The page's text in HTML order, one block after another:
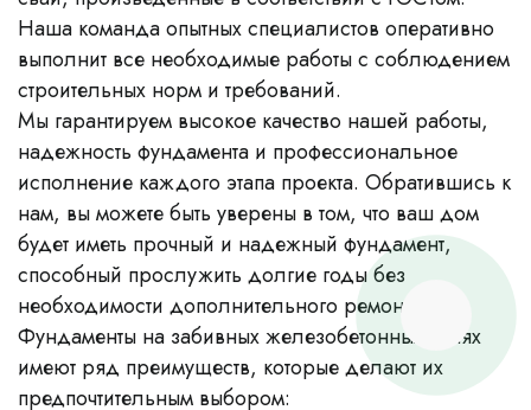
Наша команда опытных специалистов оперативно
выполнит все необходимые работы с соблюдением
строительных норм и требований.
Мы гарантируем высокое качество нашей работы,
надежность фундамента и профессиональное
исполнение каждого этапа проекта. Обратившись к
нам, вы можете быть уверены в том, что ваш дом
будет иметь прочный и надежный фундамент,
способный прослужить долгие годы без
необходимости дополнительного ремонта.
Фундаменты на забивных железобетонных сваях
имеют ряд преимуществ, которые делают их
предпочтительным выбором: